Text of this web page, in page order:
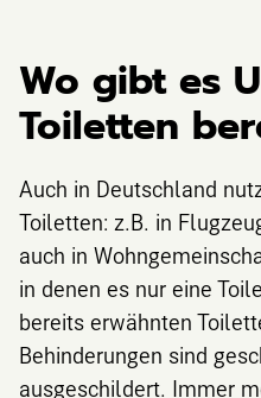
Wo gibt es
Toiletten
Auch in Deutschland
Toiletten: z.B. in
auch in
in denen es nur eine
bereits erwähnten
Behinderungen sind
ausgeschildert. Immer